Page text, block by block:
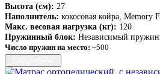
Высота (см): 27
Наполнитель: кокосовая койра, Memory
Макс. весовая нагрузка (кг): 120
Пружинный блок: Независимый
Число пружин на место: ~500